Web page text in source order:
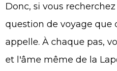
Donc, si vous
question de voyage que
appelle. À chaque pas,
et l'âme même de la